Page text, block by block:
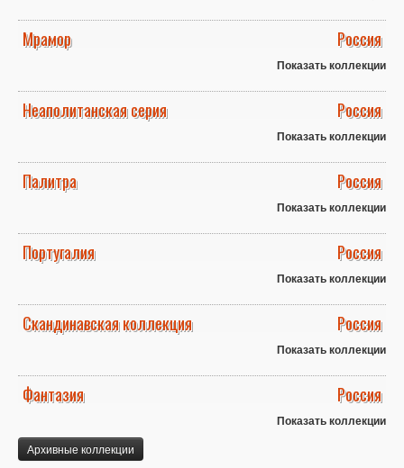
Мрамор Россия
Показать коллекции
Неаполитанская серия Россия
Показать коллекции
Палитра Россия
Показать коллекции
Португалия Россия
Показать коллекции
Скандинавская коллекция Россия
Показать коллекции
Фантазия Россия
Показать коллекции
Архивные коллекции